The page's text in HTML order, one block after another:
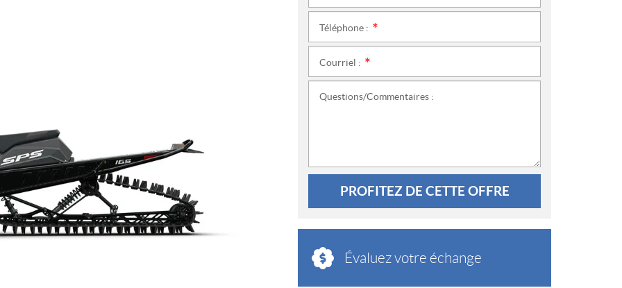
Téléphone :
Courriel :
Questions/Commentaires :
PROFITEZ DE CETTE OFFRE
Évaluez votre échange